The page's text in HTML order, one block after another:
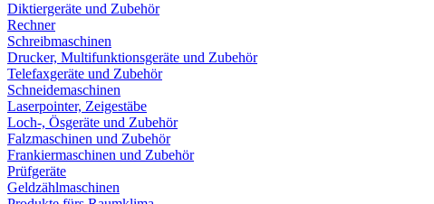
Diktiergeräte und Zubehör
Rechner
Schreibmaschinen
Drucker, Multifunktionsgeräte und Zubehör
Telefaxgeräte und Zubehör
Schneidemaschinen
Laserpointer, Zeigestäbe
Loch-, Ösgeräte und Zubehör
Falzmaschinen und Zubehör
Frankiermaschinen und Zubehör
Prüfgeräte
Geldzählmaschinen